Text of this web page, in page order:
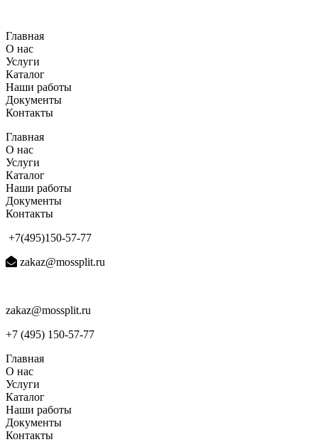
содержимому
Главная
О нас
Услуги
Каталог
Наши работы
Документы
Контакты
Главная
О нас
Услуги
Каталог
Наши работы
Документы
Контакты
+7(495)150-57-77
zakaz@mossplit.ru
zakaz@mossplit.ru
+7 (495) 150-57-77
Главная
О нас
Услуги
Каталог
Наши работы
Документы
Контакты